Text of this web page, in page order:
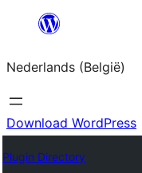
Spring
de
inhoud
Nederlands (België)
Download WordPress
Plugin Directory